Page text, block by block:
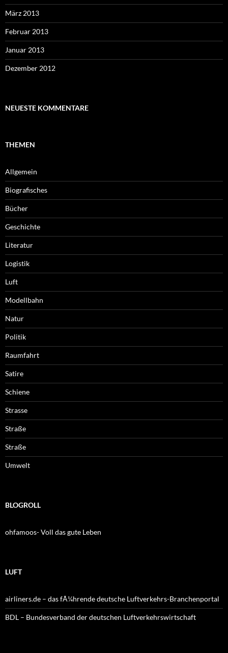
März 2013
Februar 2013
Januar 2013
Dezember 2012
NEUESTE KOMMENTARE
THEMEN
Allgemein
Biografisches
Bücher
Geschichte
Literatur
Logistik
Luft
Modellbahn
Natur
Politik
Raumfahrt
Satire
Schiene
Strasse
Straße
Straße
Umwelt
BLOGROLL
ohfamoos- Voll das gute Leben
LUFT
airliners.de – das fÃ¼hrende deutsche Luftverkehrs-Branchenportal
BDL – Bundesverband der deutschen Luftverkehrswirtschaft